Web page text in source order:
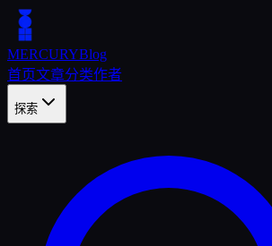
MERCURYBlog
首页文章分类作者
探索